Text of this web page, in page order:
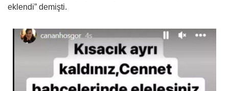
eklendi” demişti.